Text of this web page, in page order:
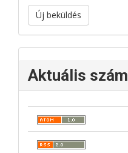
Új beküldés
Aktuális szám